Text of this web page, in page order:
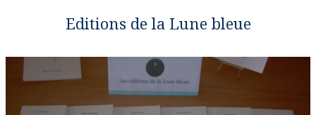
Editions de la Lune bleue